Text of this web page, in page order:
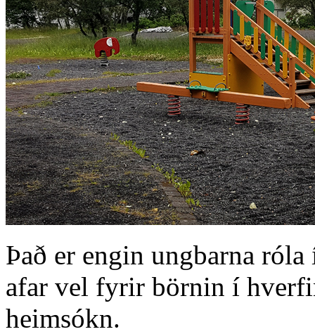
Það er engin ungbarna
afar vel fyrir börnin í
heimsókn.